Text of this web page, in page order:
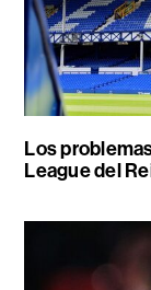
Los
League del